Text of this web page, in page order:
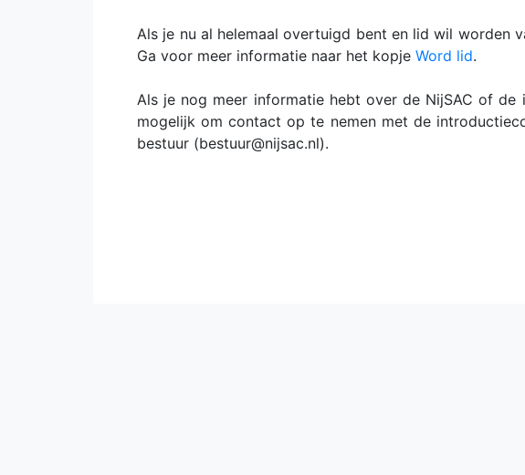
Als je nu al helemaal overtuigd bent en lid wil worden
Ga voor meer informatie naar het kopje Word lid.
Als je nog meer informatie hebt over de NijSAC of
mogelijk om contact op te nemen met de
bestuur (bestuur@nijsac.nl).